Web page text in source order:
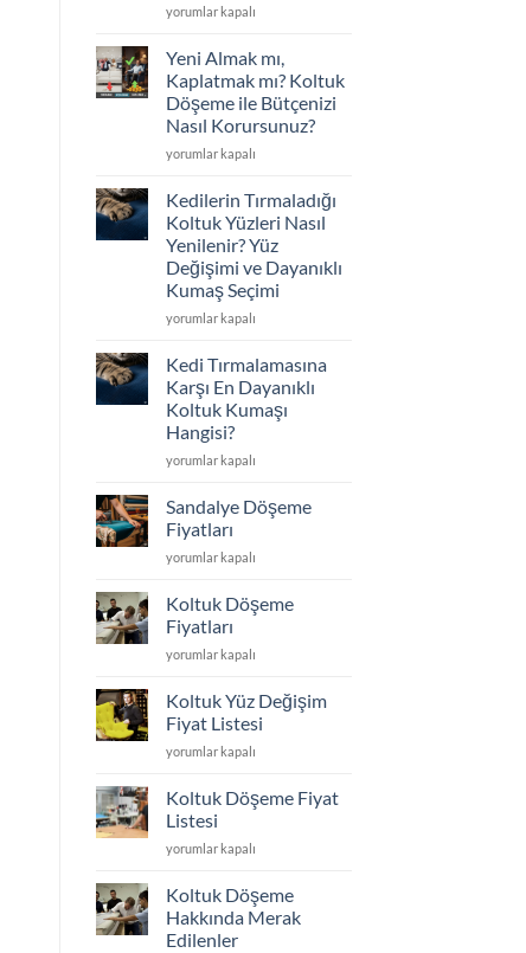
için
Koltuklarınız
mü?
Değişimi
ve
İskelet
Tamiriyle
Günkü
Konfor
için
yorumlar kapalı
Yeni Almak mı,
Kaplatmak mı? Koltuk
Döşeme ile Bütçenizi
Nasıl Korursunuz?
Yeni
mı,
mı?
Koltuk
Döşeme
ile
Bütçenizi
için
yorumlar kapalı
Kedilerin Tırmaladığı
Koltuk Yüzleri Nasıl
Yenilenir? Yüz
Değişimi ve Dayanıklı
Kumaş Seçimi
Kedilerin
Koltuk
Nasıl
Yenilenir?
Yüz
Değişimi
Dayanıklı
Kumaş
Seçimi
için
yorumlar kapalı
Kedi Tırmalamasına
Karşı En Dayanıklı
Koltuk Kumaşı
Hangisi?
Kedi
Karşı
Dayanıklı
Koltuk
Hangisi?
için
yorumlar kapalı
Sandalye Döşeme
Fiyatları
Sandalye
Fiyatları
yorumlar kapalı
Koltuk Döşeme
Fiyatları
Koltuk
Fiyatları
yorumlar kapalı
Koltuk Yüz Değişim
Fiyat Listesi
Koltuk
Değişim
Listesi
için
yorumlar kapalı
Koltuk Döşeme Fiyat
Listesi
Koltuk
Fiyat
için
yorumlar kapalı
Koltuk Döşeme
Hakkında Merak
Edilenler